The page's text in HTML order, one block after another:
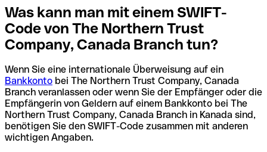
Was kann man mit einem SWIFT-
Code von The Northern Trust
Company, Canada Branch tun?
Wenn Sie eine internationale Überweisung auf ein
Bankkonto bei The Northern Trust Company, Canada
Branch veranlassen oder wenn Sie der Empfänger oder die
Empfängerin von Geldern auf einem Bankkonto bei The
Northern Trust Company, Canada Branch in Kanada sind,
benötigen Sie den SWIFT-Code zusammen mit anderen
wichtigen Angaben.